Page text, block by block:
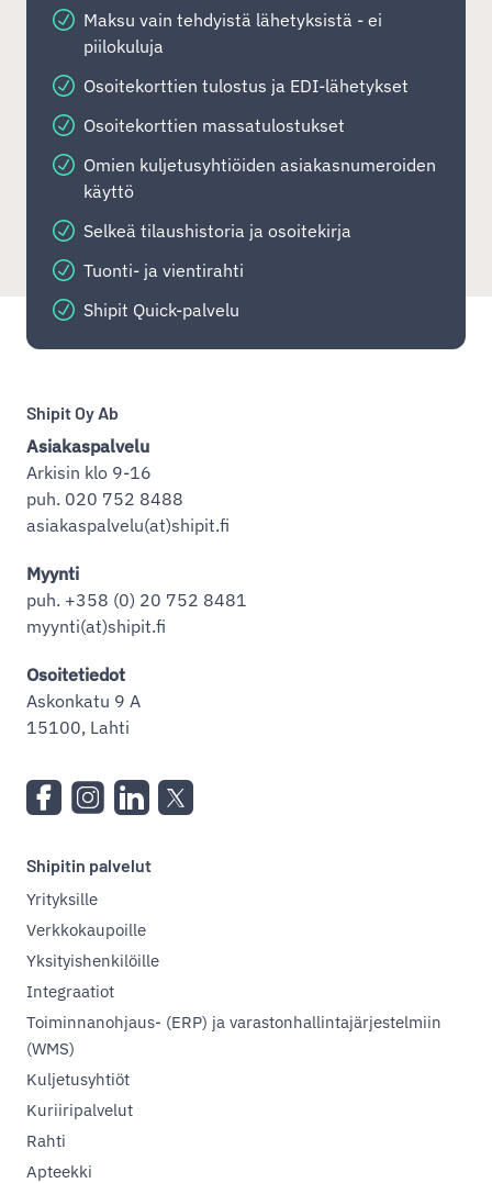
Maksu vain tehdyistä lähetyksistä - ei
piilokuluja
Osoitekorttien tulostus ja EDI-lähetykset
Osoitekorttien massatulostukset
Omien kuljetusyhtiöiden asiakasnumeroiden
käyttö
Selkeä tilaushistoria ja osoitekirja
Tuonti- ja vientirahti
Shipit Quick-palvelu
Shipit Oy Ab
Asiakaspalvelu
Arkisin klo 9-16
puh. 020 752 8488
asiakaspalvelu(at)shipit.fi
Myynti
puh. +358 (0) 20 752 8481
myynti(at)shipit.fi
Osoitetiedot
Askonkatu 9 A
15100, Lahti
Shipitin palvelut
Yrityksille
Verkkokaupoille
Yksityishenkilöille
Integraatiot
Toiminnanohjaus- (ERP) ja varastonhallintajärjestelmiin
(WMS)
Kuljetusyhtiöt
Kuriiripalvelut
Rahti
Apteekki